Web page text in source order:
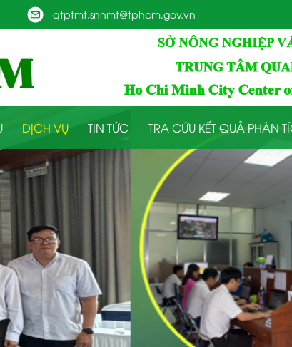
qtptmt.snnmt@tphcm.gov.vn
DỊCH VỤ TIN TỨC TRA CỨU KẾT QUẢ PHÂN